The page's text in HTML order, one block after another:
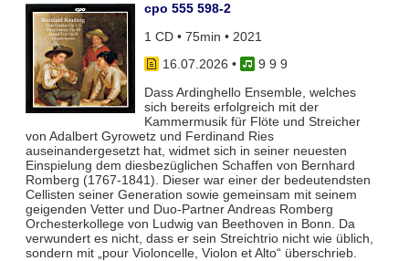
cpo 555 598-2
1 CD • 75min • 2021
16.07.2026 •
9 9 9
Dass Ardinghello Ensemble, welches
sich bereits erfolgreich mit der
Kammermusik für Flöte und Streicher
von Adalbert Gyrowetz und Ferdinand Ries
auseinandergesetzt hat, widmet sich in seiner neuesten
Einspielung dem diesbezüglichen Schaffen von Bernhard
Romberg (1767-1841). Dieser war einer der bedeutendsten
Cellisten seiner Generation sowie gemeinsam mit seinem
geigenden Vetter und Duo-Partner Andreas Romberg
Orchesterkollege von Ludwig van Beethoven in Bonn. Da
verwundert es nicht, dass er sein Streichtrio nicht wie üblich,
sondern mit „pour Violoncelle, Violon et Alto“ überschrieb.